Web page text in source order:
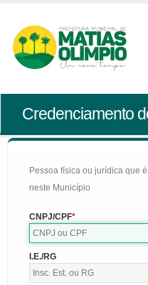
Credenciamento
Pessoa física ou jurídica que
neste Município
CNPJ/CPF
I.E./RG